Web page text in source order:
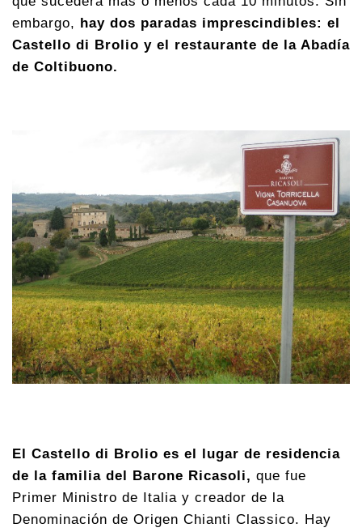
embargo, hay dos paradas imprescindibles: el
Castello di Brolio y el restaurante de la Abadía
de Coltibuono.
El Castello di Brolio es el lugar de residencia
de la familia del Barone Ricasoli, que fue
Primer Ministro de Italia y creador de la
Denominación de Origen Chianti Classico. Hay